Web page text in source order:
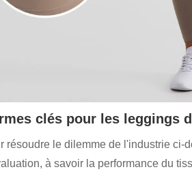
clés pour les leggings
résoudre le dilemme de l'industrie ci-
à savoir la performance du